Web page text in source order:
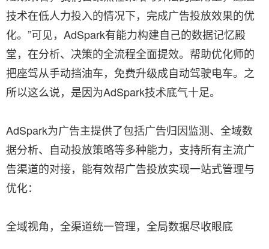
技术在低人力投入的情况下，完成广告投放效果的优
化。”可见，AdSpark有能力构建自己的数据记忆殿
堂，在分析、决策的全流程全面提效。帮助优化师的
把座驾从手动挡油车，免费升级成自动驾驶电车。之
所以这么说，是因为AdSpark技术底气十足。
AdSpark为广告主提供了包括广告归因监测、全域数
据分析、自动投放策略等多种能力，支持所有主流广
告渠道的对接，能有效帮广告投放实现一站式管理与
优化：
全域视角，全渠道统一管理，全局数据尽收眼底